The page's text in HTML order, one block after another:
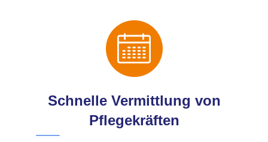
Schnelle Vermittlung von
Pflegekräften